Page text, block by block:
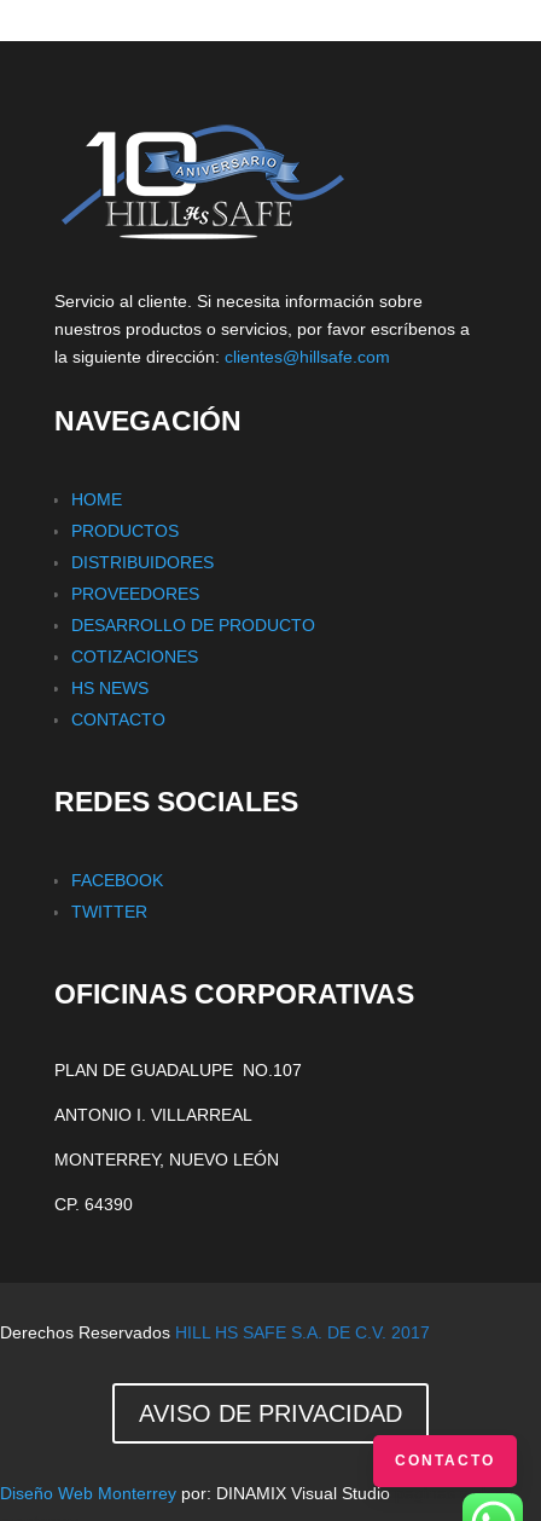
CONTACTO
Servicio al cliente. Si necesita información sobre
nuestros productos o servicios, por favor escríbenos a
la siguiente dirección: clientes@hillsafe.com
NAVEGACIÓN
HOME
PRODUCTOS
DISTRIBUIDORES
PROVEEDORES
DESARROLLO DE PRODUCTO
COTIZACIONES
HS NEWS
CONTACTO
REDES SOCIALES
FACEBOOK
TWITTER
OFICINAS CORPORATIVAS
PLAN DE GUADALUPE NO.107
ANTONIO I. VILLARREAL
MONTERREY, NUEVO LEÓN
CP. 64390
Derechos Reservados HILL HS SAFE S.A. DE C.V. 2017
AVISO DE PRIVACIDAD
Diseño Web Monterrey por: DINAMIX Visual Studiopaginas web en